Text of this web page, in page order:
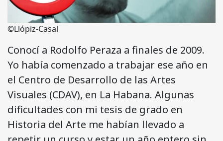
©Llópiz-Casal
Conocí a Rodolfo Peraza a finales de 2009.
Yo había comenzado a trabajar ese año en
el Centro de Desarrollo de las Artes
Visuales (CDAV), en La Habana. Algunas
dificultades con mi tesis de grado en
Historia del Arte me habían llevado a